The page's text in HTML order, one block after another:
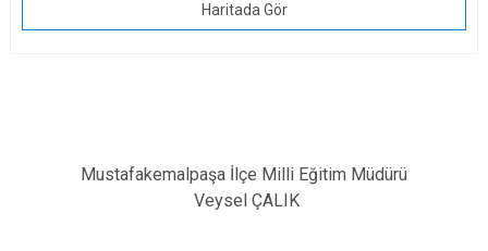
Haritada Gör
Mustafakemalpaşa İlçe Milli Eğitim Müdürü
Veysel ÇALIK